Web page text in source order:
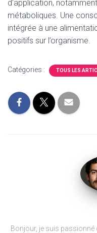
d’application,
métaboliques. Une
intégrée à une
positifs sur l’organisme.
Catégories : TOUS LES
Bonjour, je suis passionné